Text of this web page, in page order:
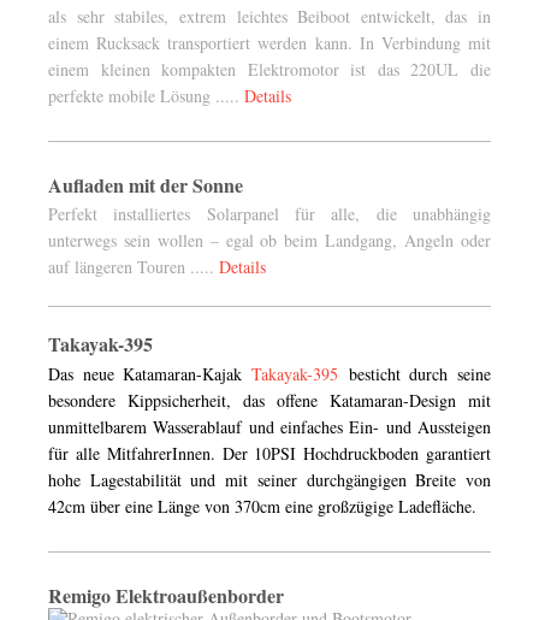
als sehr stabiles, extrem leichtes Beiboot entwickelt, das in
einem Rucksack transportiert werden kann. In Verbindung mit
einem kleinen kompakten Elektromotor ist das 220UL die
perfekte mobile Lösung ..... Details
Aufladen mit der Sonne
Perfekt installiertes Solarpanel für alle, die unabhängig
unterwegs sein wollen – egal ob beim Landgang, Angeln oder
auf längeren Touren ..... Details
Takayak-395
Das neue Katamaran-Kajak Takayak-395 besticht durch seine
besondere Kippsicherheit, das offene Katamaran-Design mit
unmittelbarem Wasserablauf und einfaches Ein- und Aussteigen
für alle MitfahrerInnen. Der 10PSI Hochdruckboden garantiert
hohe Lagestabilität und mit seiner durchgängigen Breite von
42cm über eine Länge von 370cm eine großzügige Ladefläche.
Remigo Elektroaußenborder